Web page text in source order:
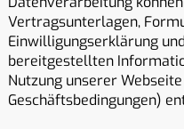
Vertragsunterlagen,
Einwilligungserklärung
bereitgestellten
Nutzung unserer
Geschäftsbedingungen)